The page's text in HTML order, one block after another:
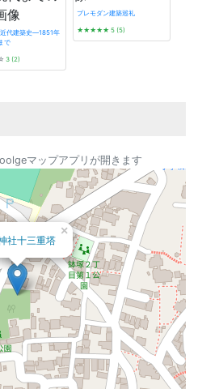
代建築史―1851年
で
3 (2)
プレモダン建築巡礼
★★★★★5 (5)
マップアプリが開きます
社十三重塔
×